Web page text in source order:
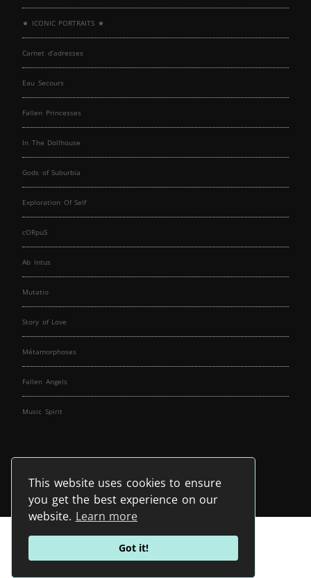
This website uses cookies to ensure
you get the best experience on our
website. Learn more
Got it!
★ ICONIC PORTRAITS ★
Carnet d’adresses
Eau Secours
Fallen Princesses
In The Dollhouse
Gods of Suburbia
Exploration Of Self
cORpuS
Ab Intus
Mutatio
Story of Love
Métamorphoses
Fallen Angels
Music Spirit